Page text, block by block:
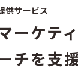
供サービス
ーケテ
チを支